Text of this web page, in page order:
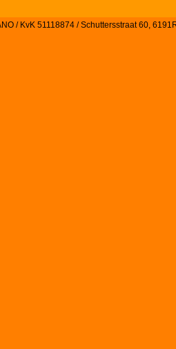
/ KvK 51118874 / Schuttersstraat 60,